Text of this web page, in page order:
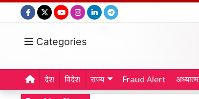
Categories
देश विदेश राज्य Fraud Alert अध्यात्म